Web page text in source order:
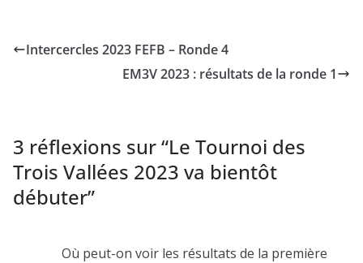
Intercercles 2023 FEFB – Ronde 4
EM3V 2023 : résultats de la ronde 1
3 réflexions sur “Le Tournoi des
Trois Vallées 2023 va bientôt
débuter”
Où peut-on voir les résultats de la première